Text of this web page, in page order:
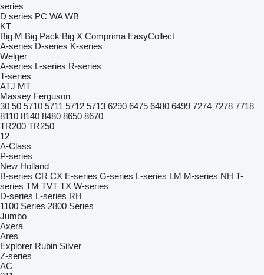
series
D series PC WA WB
KT
Big M Big Pack Big X Comprima EasyCollect
A-series D-series K-series
Welger
A-series L-series R-series
T-series
ATJ MT
Massey Ferguson
30 50 5710 5711 5712 5713 6290 6475 6480 6499 7274 7278 7718
8110 8140 8480 8650 8670
TR200 TR250
12
A-Class
P-series
New Holland
B-series CR CX E-series G-series L-series LM M-series NH T-
series TM TVT TX W-series
D-series L-series RH
1100 Series 2800 Series
Jumbo
Axera
Ares
Explorer Rubin Silver
Z-series
AC